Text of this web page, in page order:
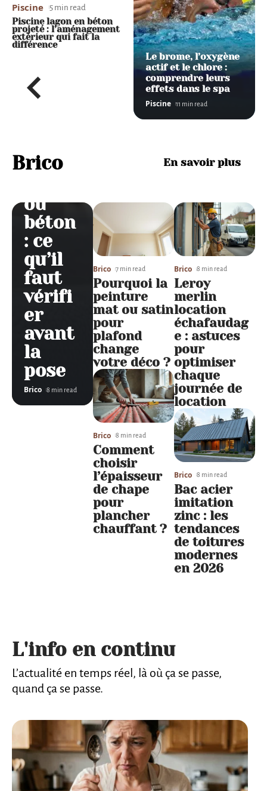
Piscine 5 min read
Piscine lagon en béton
projeté : l’aménagement
extérieur qui fait la
différence
Piscine 8 min read
Filtration piscine : Quand
et comment nettoyer le
filtre à sable ?
Le brome, l’oxygène
actif et le chlore :
comprendre leurs
effets dans le spa
Piscine 11 min read
Brico En savoir plus
he en
moqu
er sur
ou
béton
: ce
qu’il
faut
vérifi
er
avant
la
pose
Brico 8 min read
Brico 7 min read
Pourquoi la
peinture
mat ou satin
pour
plafond
change
votre déco ?
Brico 8 min read
Comment
choisir
l’épaisseur
de chape
pour
plancher
chauffant ?
Brico 8 min read
Leroy
merlin
location
échafaudag
e : astuces
pour
optimiser
chaque
journée de
location
Brico 8 min read
Bac acier
imitation
zinc : les
tendances
de toitures
modernes
en 2026
L'info en continu
L’actualité en temps réel, là où ça se passe,
quand ça se passe.